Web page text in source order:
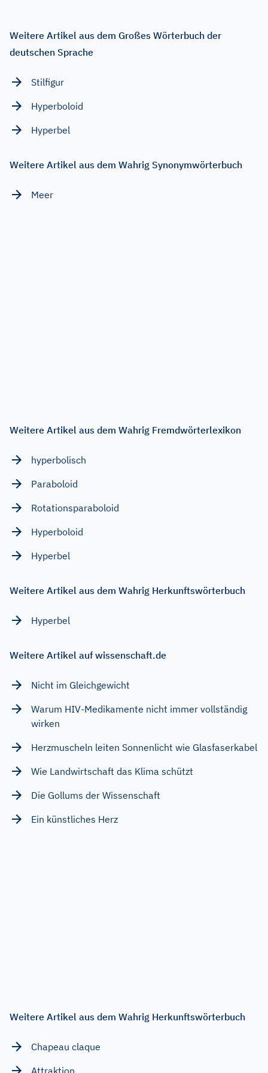
Weitere Artikel aus dem Großes Wörterbuch der
deutschen Sprache
Stilfigur
Hyperboloid
Hyperbel
Weitere Artikel aus dem Wahrig Synonymwörterbuch
Meer
Weitere Artikel aus dem Wahrig Fremdwörterlexikon
hyperbolisch
Paraboloid
Rotationsparaboloid
Hyperboloid
Hyperbel
Weitere Artikel aus dem Wahrig Herkunftswörterbuch
Hyperbel
Weitere Artikel auf wissenschaft.de
Nicht im Gleichgewicht
Warum HIV-Medikamente nicht immer vollständig
wirken
Herzmuscheln leiten Sonnenlicht wie Glasfaserkabel
Wie Landwirtschaft das Klima schützt
Die Gollums der Wissenschaft
Ein künstliches Herz
Weitere Artikel aus dem Wahrig Herkunftswörterbuch
Chapeau claque
Attraktion